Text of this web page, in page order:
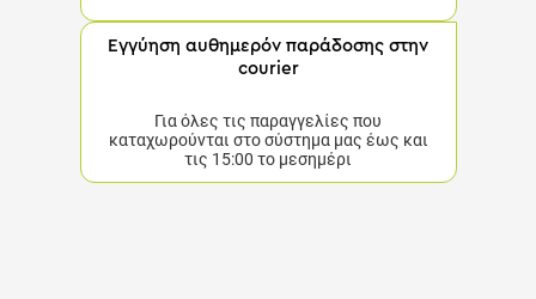
Εγγύηση αυθημερόν παράδοσης στην
courier
Για όλες τις παραγγελίες που
καταχωρούνται στο σύστημα μας έως και
τις 15:00 το μεσημέρι